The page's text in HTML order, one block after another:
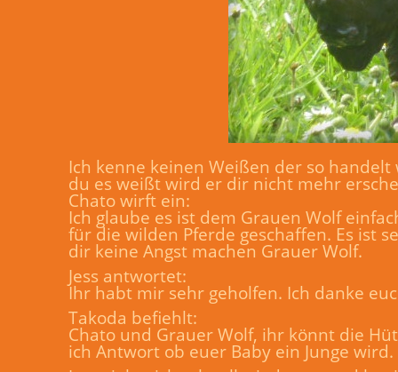
Ich kenne keinen Weißen der so
du es weißt wird er dir nicht mehr
Chato wirft ein:
Ich glaube es ist dem Grauen Wolf
für die wilden Pferde geschaffen. Es ist
dir keine Angst machen Grauer Wolf.
Jess antwortet:
Ihr habt mir sehr geholfen. Ich danke
Takoda befiehlt:
Chato und Grauer Wolf, ihr könnt die
ich Antwort ob euer Baby ein Junge wird.